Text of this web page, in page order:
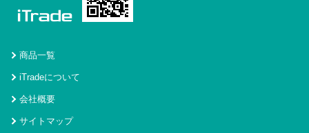
商品一覧
iTradeについて
会社概要
サイトマップ